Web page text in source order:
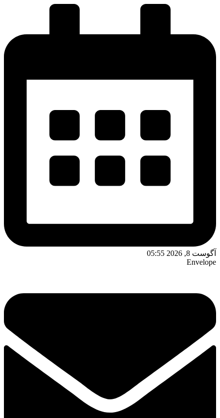
آگوست 8, 2026 05:55
Envelope